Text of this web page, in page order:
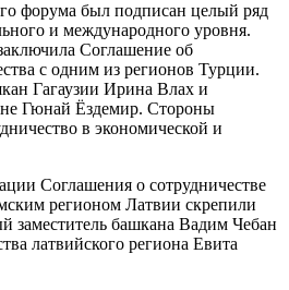
форума был подписан целый ряд
и международного уровня.
Соглашение об
с одним из регионов Турции.
Гагаузии Ирина Влах и
Гюнай Ёздемир. Стороны
в экономической и
Соглашения о сотрудничестве
регионом Латвии скрепили
заместитель башкана Вадим Чебан
латвийского региона Евита